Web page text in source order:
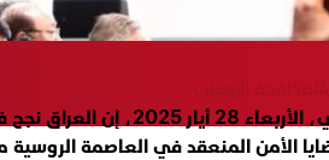
قال مستشار الأمن
الأمن المنعقد في العاصمة